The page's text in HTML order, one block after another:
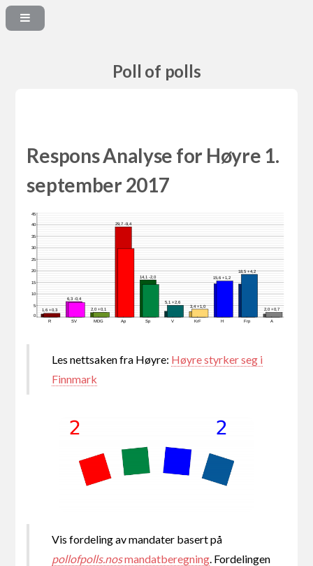
Poll of polls
Respons Analyse for Høyre 1.
september 2017
1,6 +0,3
6,3 -0,4
2,0 +0,1
29,7 -9,4
14,1 -2,0
5,1 +2,6
3,4 +1,0
15,6 +1,2
18,5 +4,2
2,0 +0,7
R SV MDG Ap Sp V KrF H Frp A
0
5
10
15
20
25
30
35
40
45
Les nettsaken fra Høyre: Høyre styrker seg i
Finnmark
Vis fordeling av mandater basert på
pollofpolls.nosmandatberegning . Fordelingen